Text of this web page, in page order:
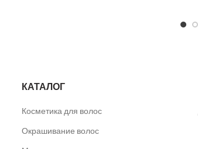
КАТАЛОГ
Косметика для волос
Окрашивание волос